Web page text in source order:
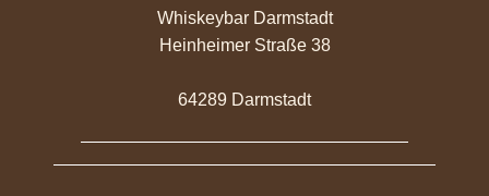
Whiskeybar Darmstadt
Heinheimer Straße 38
64289 Darmstadt